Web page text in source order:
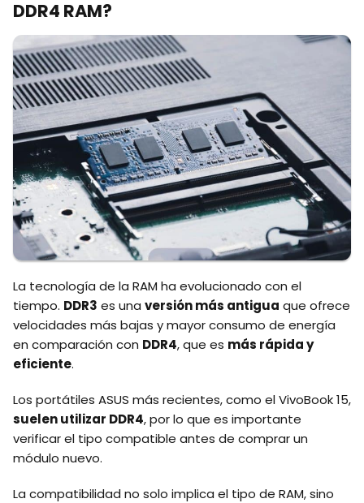
DDR4 RAM?
La tecnología de la RAM ha evolucionado con el
tiempo. DDR3 es una versión más antigua que ofrece
velocidades más bajas y mayor consumo de energía
en comparación con DDR4, que es más rápida y
eficiente.
Los portátiles ASUS más recientes, como el VivoBook 15,
suelen utilizar DDR4, por lo que es importante
verificar el tipo compatible antes de comprar un
módulo nuevo.
La compatibilidad no solo implica el tipo de RAM, sino